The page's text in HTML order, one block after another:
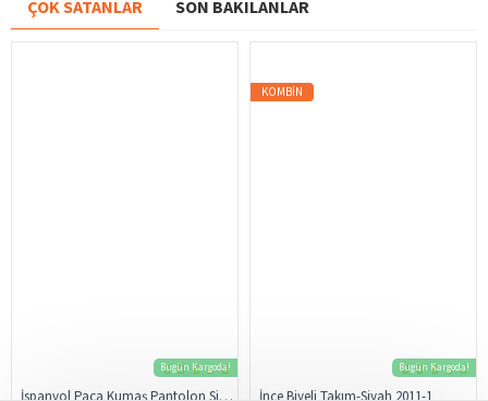
ÇOK SATANLAR SON BAKILANLAR
Bugün Kargoda!
İspanyol Paça Kumaş Pantolon Siyah 206
Bugün Kargoda!
KOMBIN
İnce Biyeli Takım-Siyah 2011-1